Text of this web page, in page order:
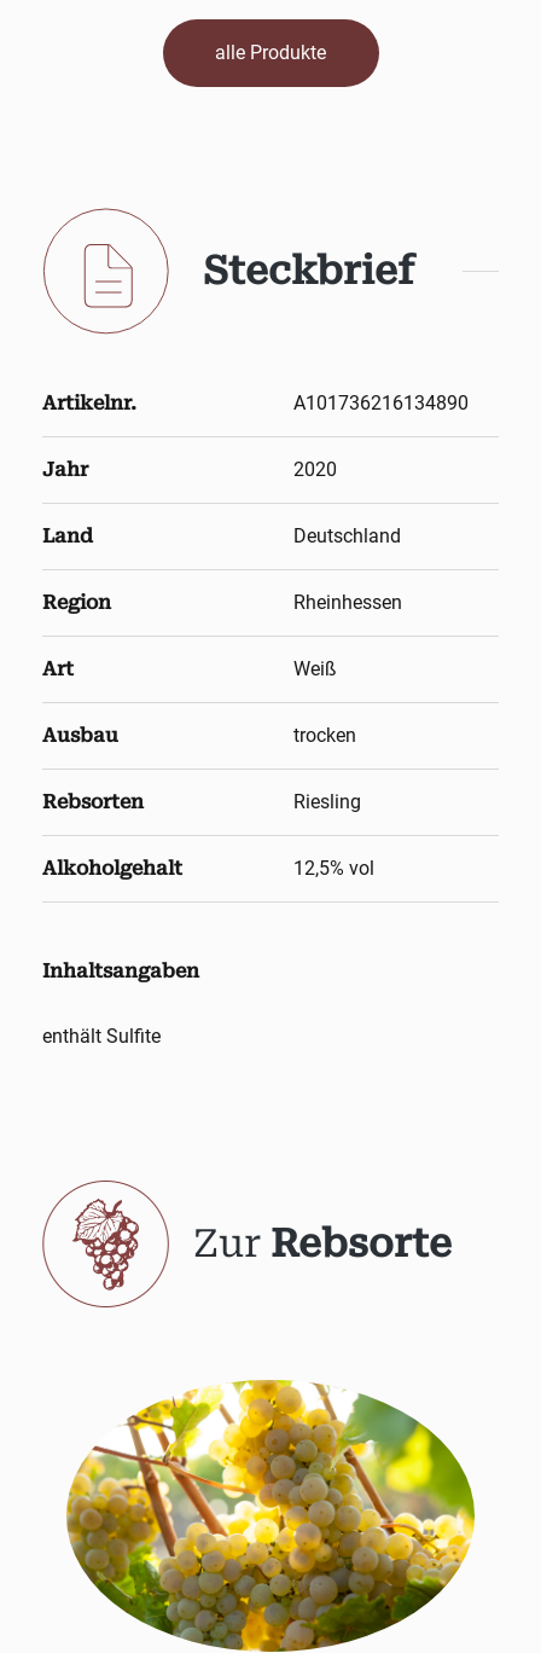
alle Produkte
Steckbrief
Artikelnr. A101736216134890
Jahr 2020
Land Deutschland
Region Rheinhessen
Art Weiß
Ausbau trocken
Rebsorten Riesling
Alkoholgehalt 12,5% vol
Inhaltsangaben
enthält Sulfite
Zur Rebsorte